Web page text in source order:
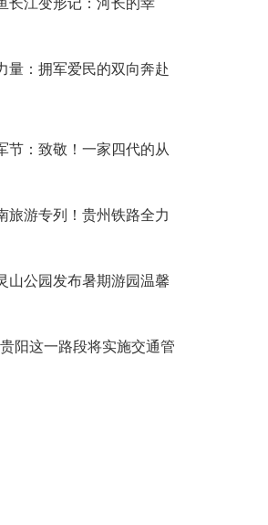
长江变形记：河长的幸
量：拥军爱民的双向奔赴
节：致敬！一家四代的从
旅游专列！贵州铁路全力
山公园发布暑期游园温馨
阳这一路段将实施交通管